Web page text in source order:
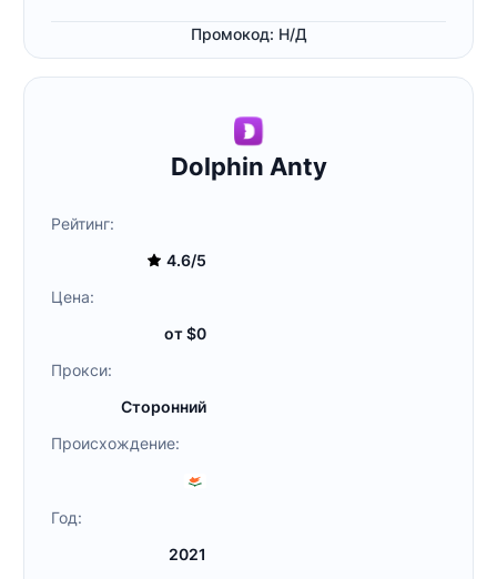
Промокод: Н/Д
Dolphin Anty
Рейтинг:
4.6/5
Цена:
от $0
Прокси:
Сторонний
Происхождение:
Год:
2021